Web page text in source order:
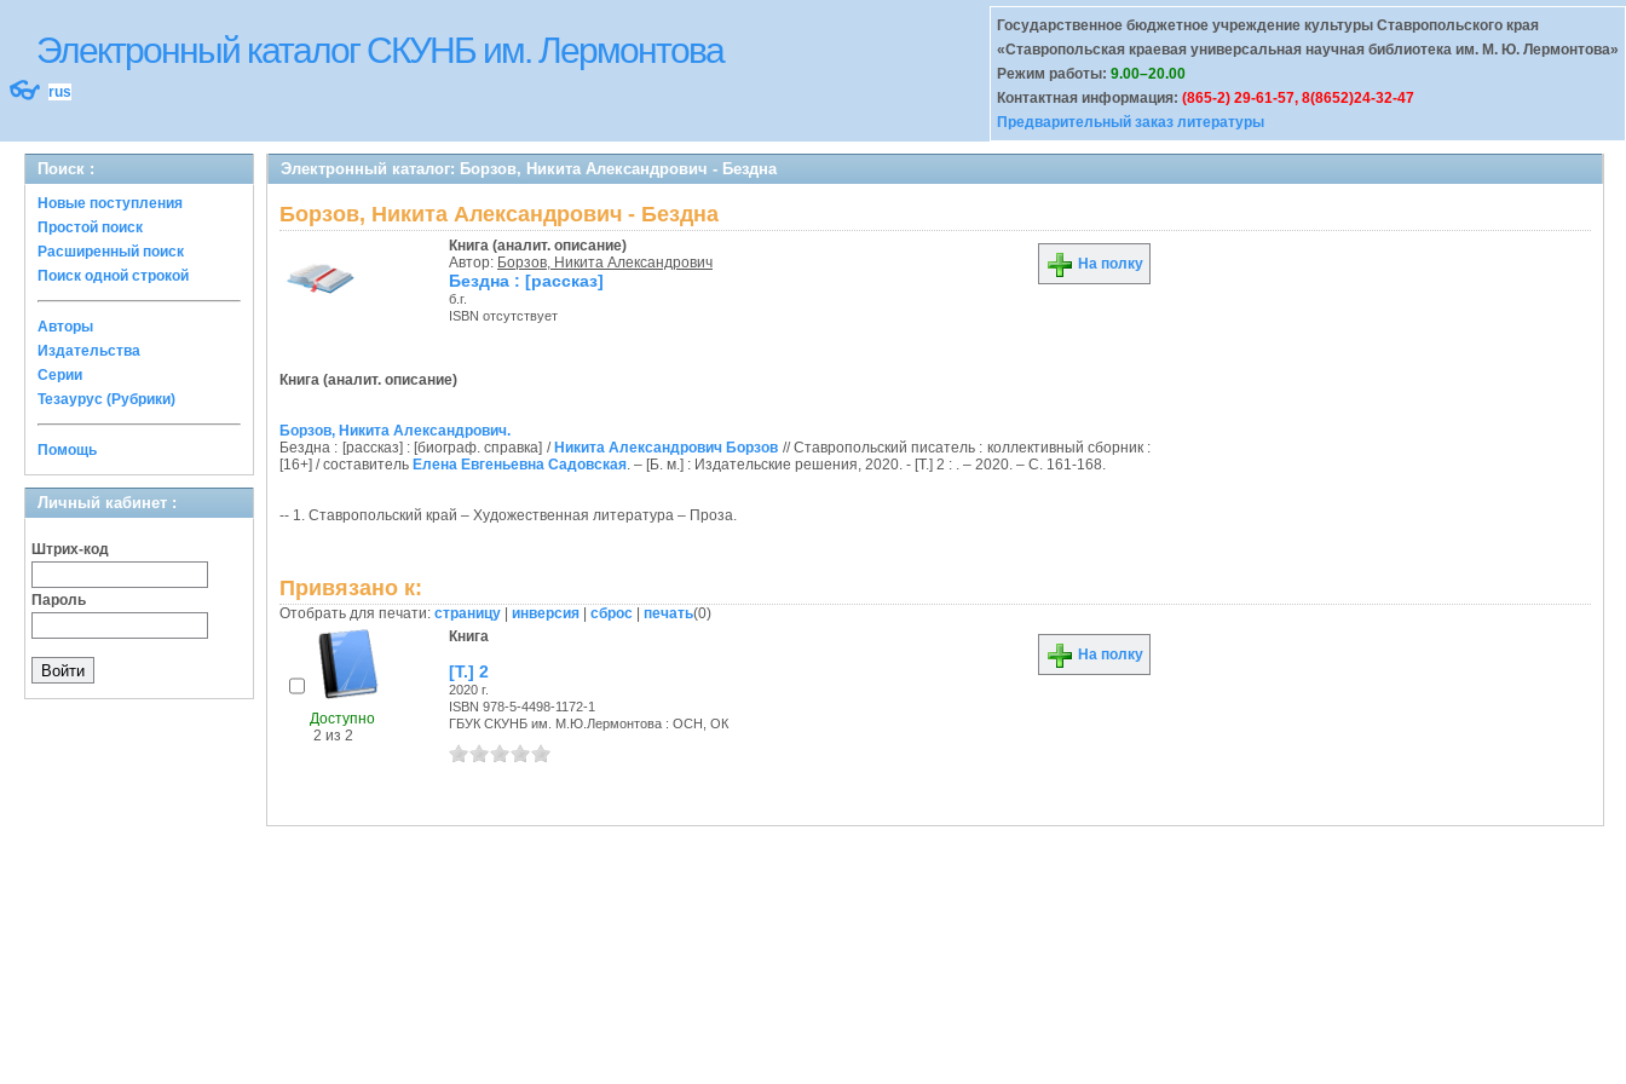
Электронный каталог СКУНБ им. Лермонтова
👓 rus
Государственное бюджетное учреждение культуры Ставропольского края
«Ставропольская краевая универсальная научная библиотека им. М. Ю. Лермонтова»
Режим работы: 9.00–20.00
Контактная информация: (865-2) 29-61-57, 8(8652)24-32-47
Предварительный заказ литературы
Поиск :
Новые поступления
Простой поиск
Расширенный поиск
Поиск одной строкой
Авторы
Издательства
Серии
Тезаурус (Рубрики)
Помощь
Личный кабинет :
Штрих-код
Пароль
Электронный каталог: Борзов, Никита Александрович - Бездна
Борзов, Никита Александрович - Бездна
Книга (аналит. описание)
Автор: Борзов, Никита Александрович
Бездна : [рассказ]
б.г.
ISBN отсутствует
На полку
Книга (аналит. описание)
Борзов, Никита Александрович.
Бездна : [рассказ] : [биограф. справка] / Никита Александрович Борзов // Ставропольский писатель : коллективный сборник :
[16+] / составитель Елена Евгеньевна Садовская. – [Б. м.] : Издательские решения, 2020. - [Т.] 2 : . – 2020. – С. 161-168.
-- 1. Ставропольский край – Художественная литература – Проза.
Привязано к:
Отобрать для печати: страницу инверсия сброс печать(0)
Доступно
2 из 2
Книга
[Т.] 2
2020 г.
ISBN 978-5-4498-1172-1
ГБУК СКУНБ им. М.Ю.Лермонтова : ОСН, ОК
На полку